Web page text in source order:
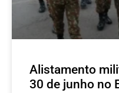
Alistamento
30 de junho no